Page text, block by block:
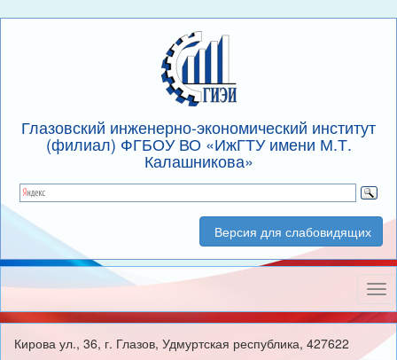
Глазовский инженерно-экономический институт
(филиал) ФГБОУ ВО «ИжГТУ имени М.Т.
Калашникова»
Версия для слабовидящих
Кирова ул., 36, г. Глазов, Удмуртская республика, 427622